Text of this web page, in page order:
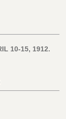
10-15, 1912.